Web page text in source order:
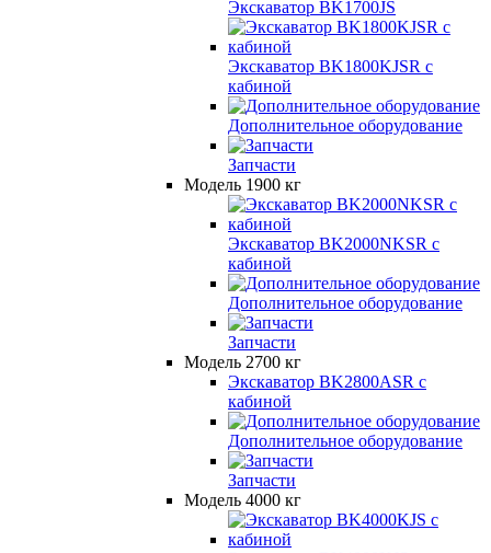
Экскаватор BK1700JS
Экскаватор BK1800KJSR с
кабиной
Дополнительное оборудование
Запчасти
Модель 1900 кг
Экскаватор BK2000NKSR с
кабиной
Дополнительное оборудование
Запчасти
Модель 2700 кг
Экскаватор BK2800ASR с
кабиной
Дополнительное оборудование
Запчасти
Модель 4000 кг